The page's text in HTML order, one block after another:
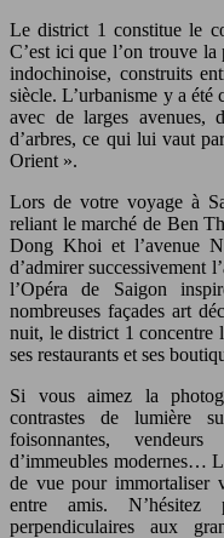
Le district 1 constitue le
C’est ici que l’on trouve la
indochinoise, construits
siècle. L’urbanisme y a été
avec de larges avenues,
d’arbres, ce qui lui vaut
Orient ».
Lors de votre voyage à
reliant le marché de Ben
Dong Khoi et l’avenue
d’admirer successivement
l’Opéra de Saigon
nombreuses façades art
nuit, le district 1 concentre
ses restaurants et ses
Si vous aimez la
contrastes de lumière
foisonnantes,
d’immeubles modernes…
de vue pour immortaliser
entre amis. N’hésitez
perpendiculaires aux